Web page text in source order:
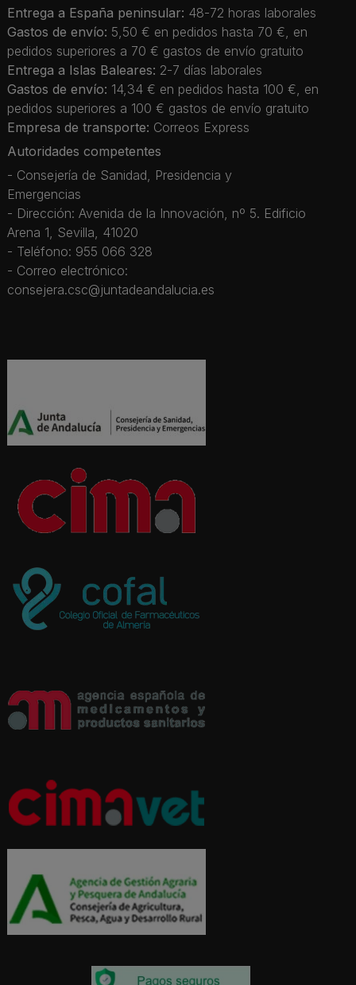
Entrega a España peninsular: 48-72 horas laborales
Gastos de envío: 5,50 € en pedidos hasta 70 €, en
pedidos superiores a 70 € gastos de envío gratuito
Entrega a Islas Baleares: 2-7 días laborales
Gastos de envío: 14,34 € en pedidos hasta 100 €, en
pedidos superiores a 100 € gastos de envío gratuito
Empresa de transporte: Correos Express
Autoridades competentes
- Consejería de Sanidad, Presidencia y
Emergencias
- Dirección: Avenida de la Innovación, nº 5. Edificio
Arena 1, Sevilla, 41020
- Teléfono: 955 066 328
- Correo electrónico:
consejera.csc@juntadeandalucia.es